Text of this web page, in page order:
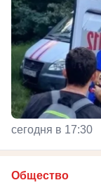
сегодня в 17:30
Общество